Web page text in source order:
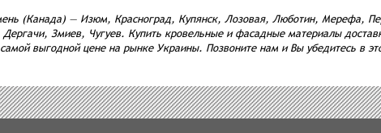
(Канада) — Изюм, Красноград, Купянск, Лозовая, Люботин, Мерефа,
Змиев, Чугуев. Купить кровельные и фасадные материалы
выгодной цене на рынке Украины. Позвоните нам и Вы убедитесь в